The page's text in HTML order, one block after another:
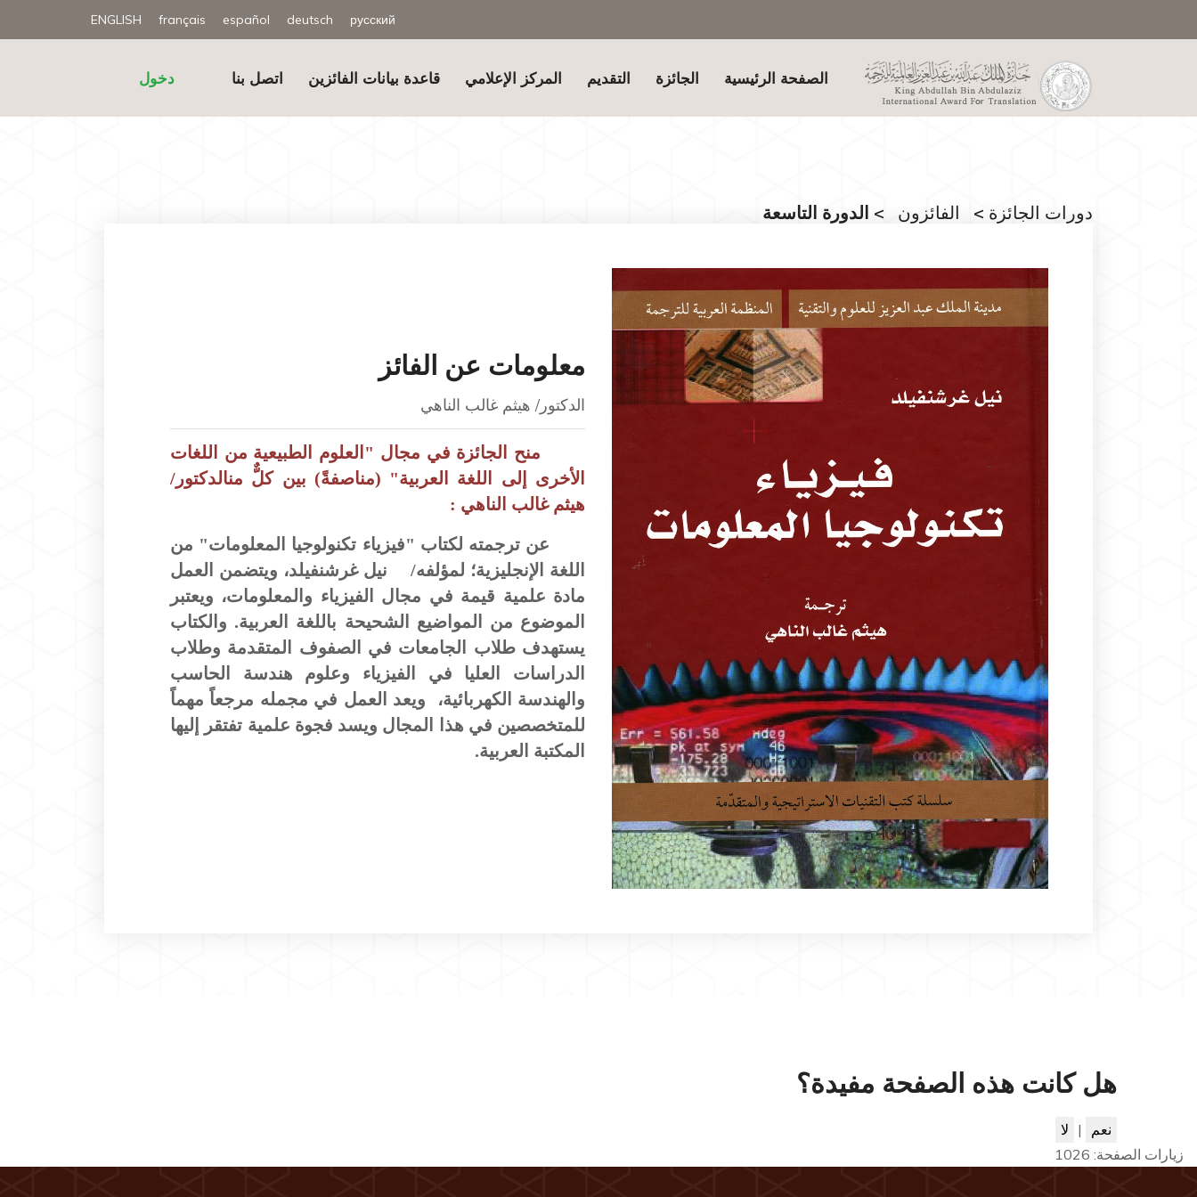
ENGLISH français español deutsch русский
الصفحة الرئيسية الجائزة التقديم المركز الإعلامي قاعدة بيانات الفائزين اتصل بنا دخول
دورات الجائزة > الفائزون > الدورة التاسعة
معلومات عن الفائز
الدكتور/ هيثم غالب الناهي
منح الجائزة في مجال "العلوم الطبيعية من اللغات
الأخرى إلى اللغة العربية" (مناصفةً) بين كلٌّ منالدكتور/
هيثم غالب الناهي :
عن ترجمته لكتاب "فيزياء تكنولوجيا المعلومات" من
اللغة الإنجليزية؛ لمؤلفه/
نيل غرشنفيلد، ويتضمن العمل
مادة علمية قيمة في مجال الفيزياء والمعلومات، ويعتبر
الموضوع من المواضيع الشحيحة باللغة العربية. والكتاب
يستهدف طلاب الجامعات في الصفوف المتقدمة وطلاب
الدراسات العليا في الفيزياء وعلوم هندسة الحاسب
والهندسة الكهربائية، ويعد العمل في مجمله مرجعاً مهماً
للمتخصصين في هذا المجال ويسد فجوة علمية تفتقر إليها
المكتبة العربية.
هل كانت هذه الصفحة مفيدة؟
نعم | لا
زيارات الصفحة: 1026